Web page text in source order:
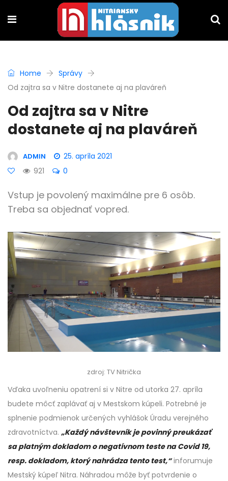
Home
Správy
Od zajtra sa v Nitre dostanete aj na plaváreň
Od zajtra sa v Nitre
dostanete aj na plaváreň
ADMIN
25. apríla 2021
921
0
Vstup je povolený maximálne pre 6 osôb.
Treba sa objednať vopred.
zdroj: TV Nitrička
Vďaka uvoľneniu opatrení si v Nitre od utorka 27. apríla
budete môcť zaplávať aj v Mestskom kúpeli. Potrebné je
splnenie podmienok určených vyhlášok Úradu verejného
zdravotníctva. „Každý návštevník je povinný preukázať
sa platným dokladom o negatívnom teste na Covid 19,
resp. dokladom, ktorý nahrádza tento test,“inforumuje
Mestský kúpeľ Nitra. Náhradou môže byť potvrdenie o